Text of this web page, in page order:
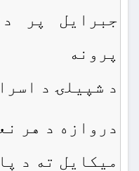
جبرایل پر
پرونه
د شپیلۍ د
دروازه د هر
میکایل ته د